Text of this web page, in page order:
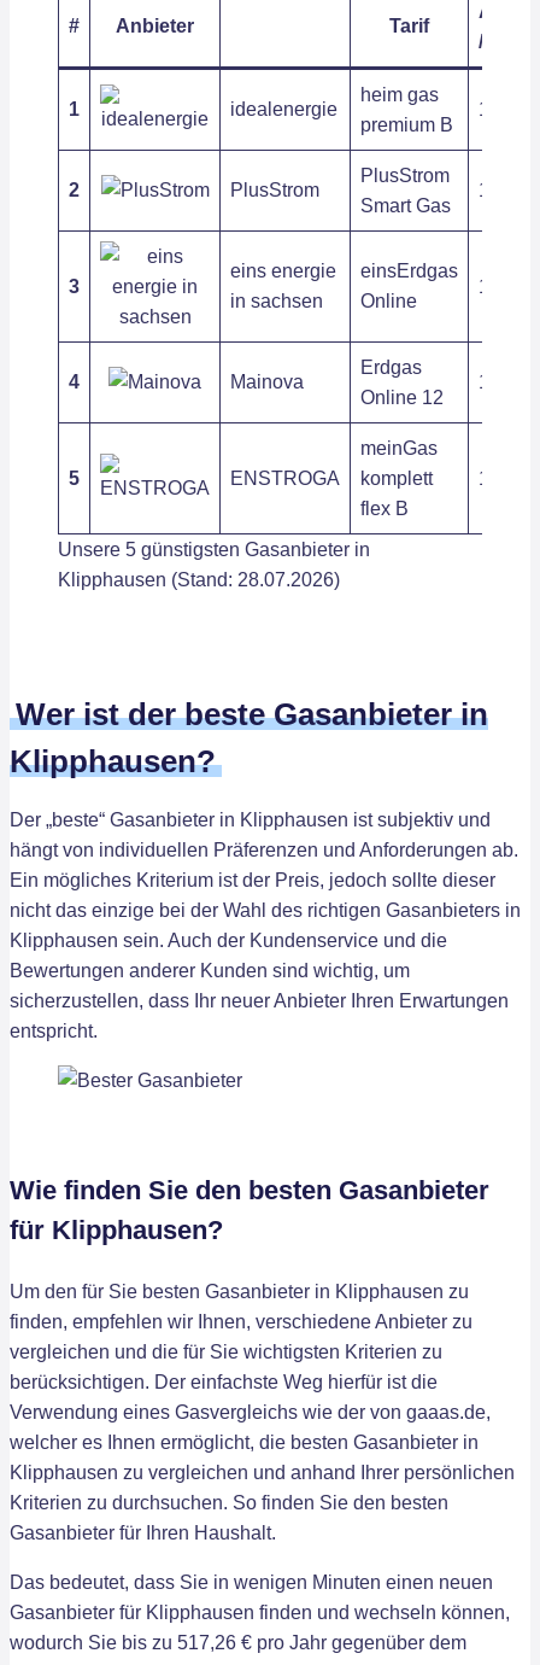
# Anbieter Tarif
/ kWh
1 idealenergie
heim gas
premium B
13,52
2 PlusStrom
PlusStrom
Smart Gas
13,93
3
eins energie
in sachsen
einsErdgas
Online
11,75
4 Mainova
Erdgas
Online 12
12,64
5 ENSTROGA
meinGas
komplett
flex B
13,32
Unsere 5 günstigsten Gasanbieter in
Klipphausen (Stand: 28.07.2026)
Wer ist der beste Gasanbieter in
Klipphausen?
Der „beste“ Gasanbieter in Klipphausen ist subjektiv und
hängt von individuellen Präferenzen und Anforderungen ab.
Ein mögliches Kriterium ist der Preis, jedoch sollte dieser
nicht das einzige bei der Wahl des richtigen Gasanbieters in
Klipphausen sein. Auch der Kundenservice und die
Bewertungen anderer Kunden sind wichtig, um
sicherzustellen, dass Ihr neuer Anbieter Ihren Erwartungen
entspricht.
Wie finden Sie den besten Gasanbieter
für Klipphausen?
Um den für Sie besten Gasanbieter in Klipphausen zu
finden, empfehlen wir Ihnen, verschiedene Anbieter zu
vergleichen und die für Sie wichtigsten Kriterien zu
berücksichtigen. Der einfachste Weg hierfür ist die
Verwendung eines Gasvergleichs wie der von gaaas.de,
welcher es Ihnen ermöglicht, die besten Gasanbieter in
Klipphausen zu vergleichen und anhand Ihrer persönlichen
Kriterien zu durchsuchen. So finden Sie den besten
Gasanbieter für Ihren Haushalt.
Das bedeutet, dass Sie in wenigen Minuten einen neuen
Gasanbieter für Klipphausen finden und wechseln können,
wodurch Sie bis zu 517,26 € pro Jahr gegenüber dem